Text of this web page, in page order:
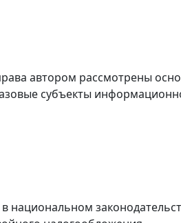
автором рассмотрены
субъекты
национальном